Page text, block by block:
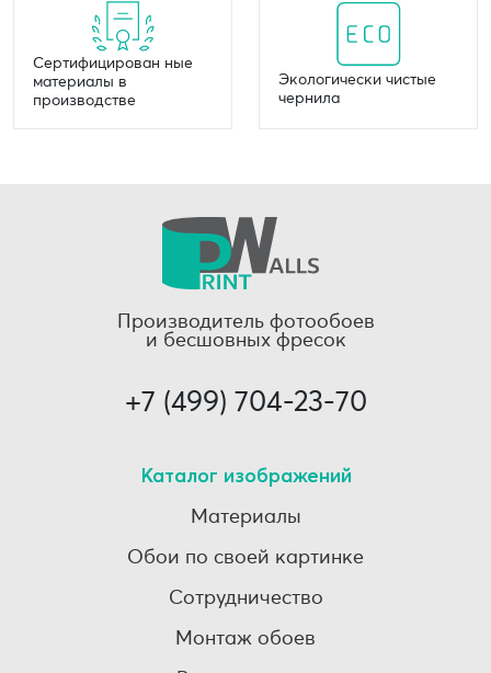
Сертифицирован ные
материалы в
производстве
Экологически чистые
чернила
Производитель фотообоев
и бесшовных фресок
+7 (499) 704-23-70
Каталог изображений
Материалы
Обои по своей картинке
Сотрудничество
Монтаж обоев